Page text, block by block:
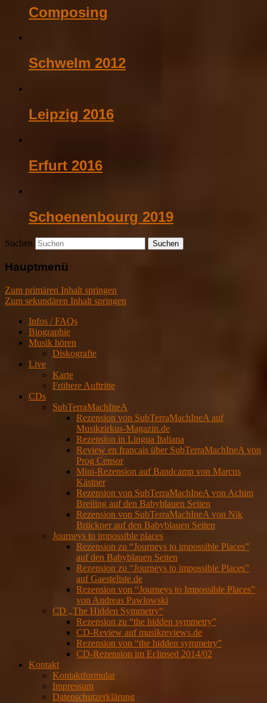
Composing
Schwelm 2012
Leipzig 2016
Erfurt 2016
Schoenenbourg 2019
Suchen
Hauptmenü
Zum primären Inhalt springen
Zum sekundären Inhalt springen
Infos / FAQs
Biographie
Musik hören
Diskografie
Live
Karte
Frühere Auftritte
CDs
SubTerraMachIneA
Rezension von SubTerraMachIneA auf
Musikzirkus-Magazin.de
Rezension in Lingua Italiana
Review en francais über SubTerraMachIneA von
Prog Censor
Mini-Rezension auf Bandcamp von Marcus
Kästner
Rezension von SubTerraMachIneA von Achim
Breiling auf den Babyblauen Seiten
Rezension von SubTerraMachIneA von Nik
Brückner auf den Babyblauen Seiten
Journeys to impossible places
Rezension zu “Journeys to impossible Places”
auf den Babyblauen Seiten
Rezension zu “Journeys to impossible Places”
auf Gaesteliste.de
Rezension von “Journeys to Impossible Places”
von Andreas Pawlowski
CD „The Hidden Symmetry“
Rezension zu “the hidden symmetry”
CD-Review auf musikreviews.de
Rezension von “the hidden symmetry”
CD-Rezension im Eclipsed 2014/02
Kontakt
Kontaktformular
Impressum
Datenschutzerklärung